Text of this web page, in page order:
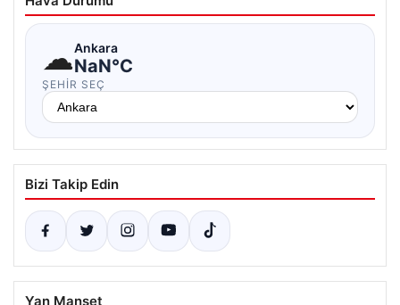
☁Ankara
NaN°C
ŞEHIR SEÇ
Bizi Takip Edin
Yan Manşet